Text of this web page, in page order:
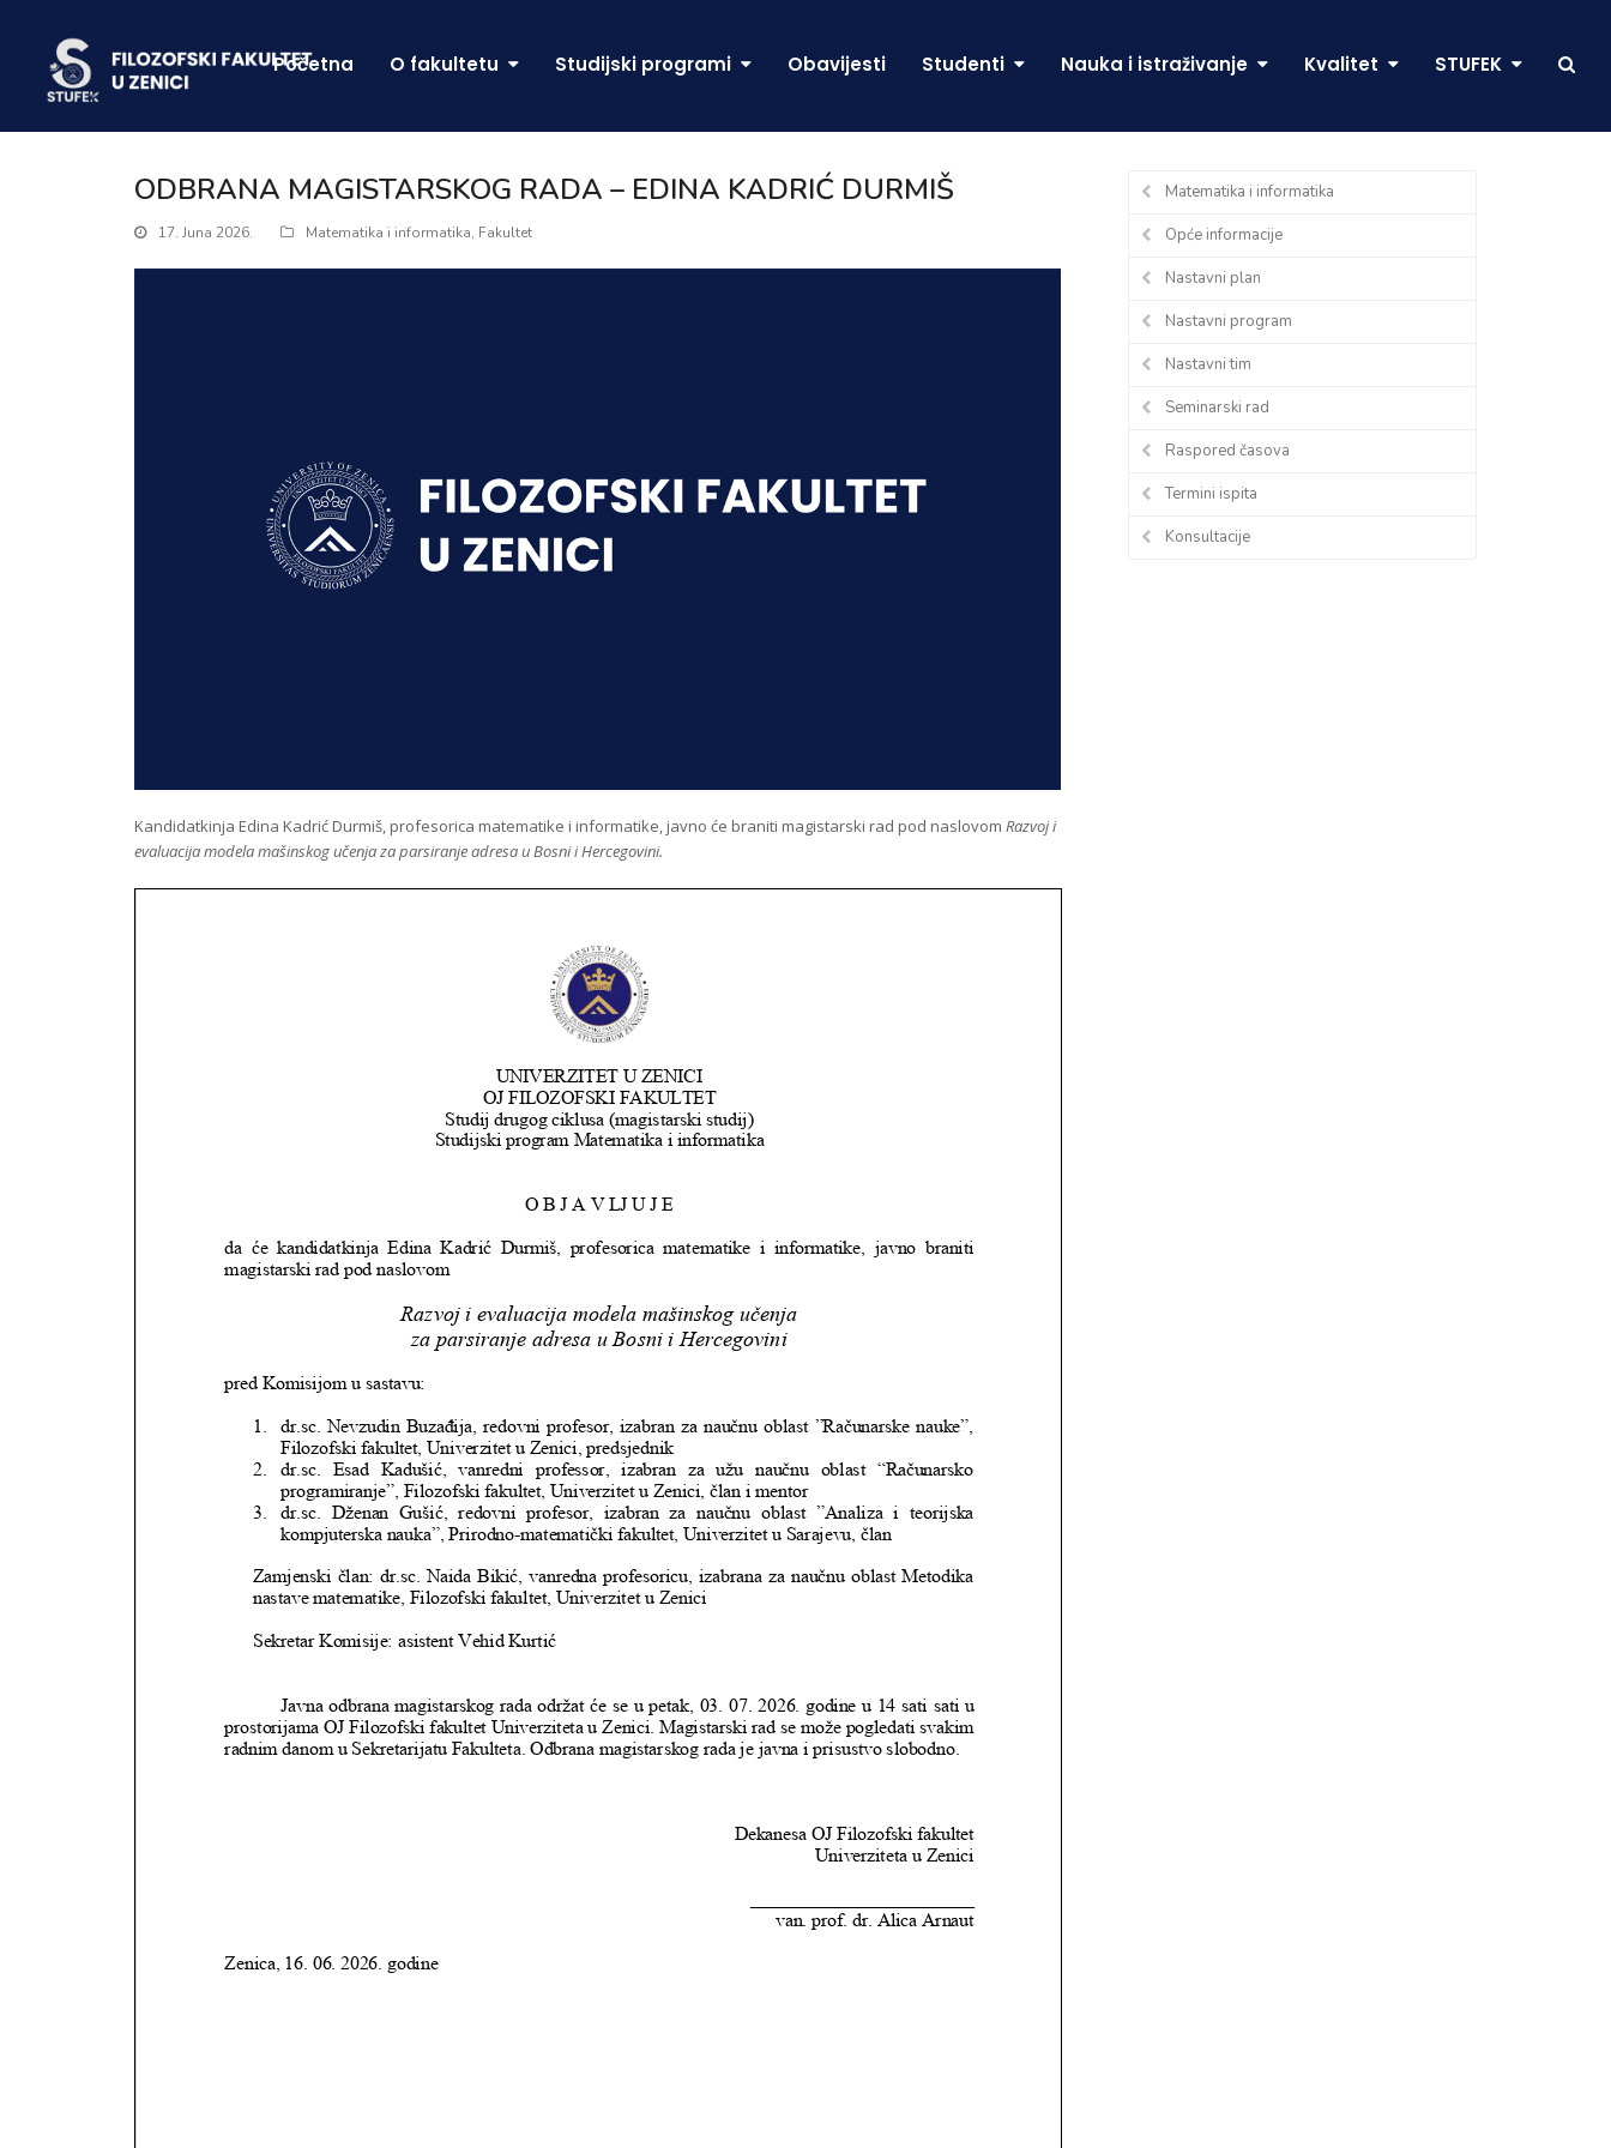
Početna O fakultetu Studijski programi Obavijesti Studenti Nauka i istraživanje Kvalitet STUFEK
ODBRANA MAGISTARSKOG RADA – EDINA KADRIĆ DURMIŠ
17. Juna 2026. Matematika i informatika, Fakultet
Kandidatkinja Edina Kadrić Durmiš, profesorica matematike i informatike, javno će braniti magistarski rad pod naslovom Razvoj i
evaluacija modela mašinskog učenjaza parsiranje adresa u Bosni i Hercegovini.
Matematika i informatika
Opće informacije
Nastavni plan
Nastavni program
Nastavni tim
Seminarski rad
Raspored časova
Termini ispita
Konsultacije